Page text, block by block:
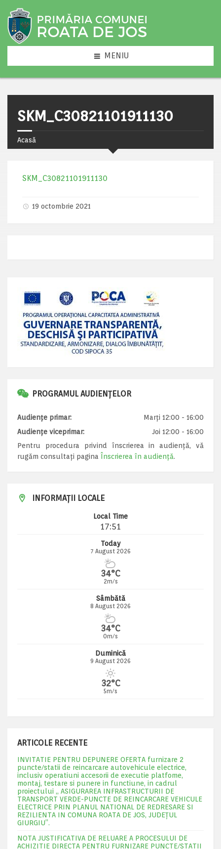
MENIU
SKM_C30821101911130
Acasă
SKM_C30821101911130
19 octombrie 2021
PROGRAMUL AUDIENȚELOR
Audiențe primar:
Marți 12:00 - 16:00
Audiențe viceprimar:
Joi 12:00 - 16:00
Pentru procedura privind înscrierea in audiență, vă
rugăm consultați pagina Înscrierea în audiență.
INFORMAȚII LOCALE
Local Time
17:51
Today
7 August 2026
34°C
2m/s
Sâmbătă
8 August 2026
34°C
0m/s
Duminică
9 August 2026
32°C
5m/s
ARTICOLE RECENTE
INVITATIE PENTRU DEPUNERE OFERTA furnizare 2
puncte/statii de reincarcare autovehicule electrice,
inclusiv operatiuni accesorii de executie platfome,
montaj, testare si punere in functiune, in cadrul
proiectului „ ASIGURAREA INFRASTRUCTURII DE
TRANSPORT VERDE-PUNCTE DE REINCARCARE VEHICULE
ELECTRICE PRIN PLANUL NATIONAL DE REDRESARE SI
REZILIENTA IN COMUNA ROATA DE JOS, JUDEŢUL
GIURGIU”.
NOTA JUSTIFICATIVA DE RELUARE A PROCESULUI DE
ACHIZITIE DIRECTA PENTRU FURNIZARE PUNCTE/STATII